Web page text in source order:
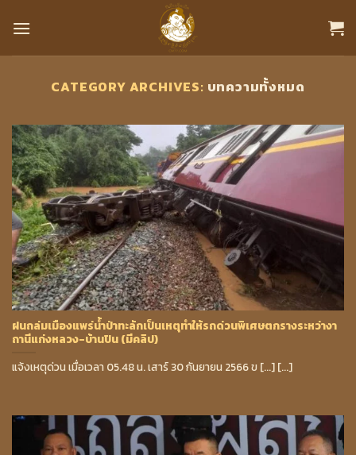
CATEGORY ARCHIVES: บทความทั้งหมด
ฝนถล่มเมืองแพร่น้ำป่าทะลักเป็นเหตุทำให้รถด่วนพิเศษตกรางระหว่างา
ถานีแก่งหลวง-บ้านปิน (มีคลิป)
แจ้งเหตุด่วน เมื่อเวลา 05.48 น. เสาร์ 30 กันยายน 2566 ข [...] [...]